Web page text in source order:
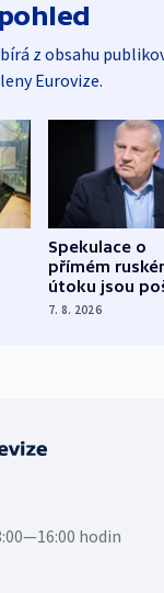
z obsahu
Eurovize.
Spekulace o
přímém
útoku jsou
míní estonský
7. 8. 2026
hodin